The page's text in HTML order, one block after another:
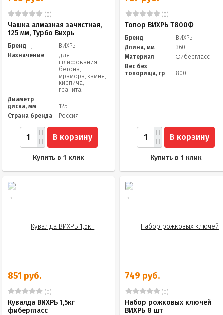
(0)
Чашка алмазная зачистная,
125 мм, Турбо Вихрь
Бренд
ВИХРЬ
Назначение
для
шлифования
бетона,
мрамора, камня,
кирпича,
гранита.
Диаметр
диска, мм
125
Страна бренда
Россия
В корзину
Купить в 1 клик
(0)
Топор ВИХРЬ Т800Ф
Бренд
ВИХРЬ
Длина, мм
360
Материал
Фибергласс
Вес без
топорища, гр
800
В корзину
Купить в 1 клик
851 руб.
(0)
Кувалда ВИХРЬ 1,5кг
фибергласс
749 руб.
(0)
Набор рожковых ключей
ВИХРЬ 8 шт